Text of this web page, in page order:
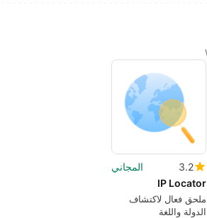
3.2
المجاني
IP Locator
ملحق فعال لاكتشاف
الدولة واللغة